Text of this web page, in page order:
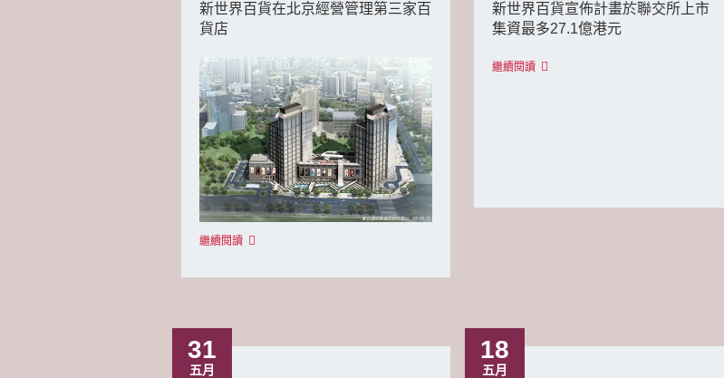
新世界百貨在北京經營管理第三家百
貨店
繼續閱讀
新世界百貨宣佈計畫於聯交所上市
集資最多27.1億港元
繼續閱讀
31
五月
18
五月